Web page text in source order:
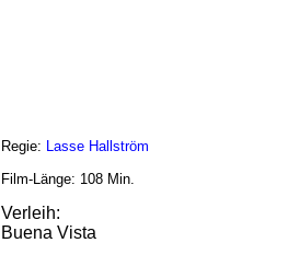
Regie: Lasse Hallström
Film-Länge: 108 Min.
Verleih:
Buena Vista